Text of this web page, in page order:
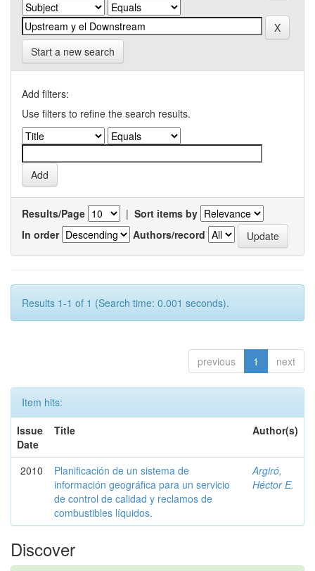
Start a new search
Add filters:
Use filters to refine the search results.
Results/Page | Sort items by
In order
Authors/record
Results 1-1 of 1 (Search time: 0.001 seconds).
previous 1 next
Item hits:
Issue
Date
Title Author(s)
2010
Planificación de un sistema de
información geográfica para un servicio
de control de calidad y reclamos de
combustibles líquidos.
Argiró,
Héctor E.
Discover